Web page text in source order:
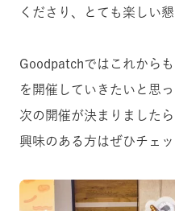
くださり、とても楽しい
Goodpatchではこれから
を開催していきたいと思っ
次の開催が決まりました
興味のある方はぜひチェ